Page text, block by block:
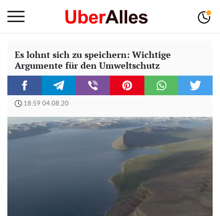
Es lohnt sich zu speichern: Wichtige
Argumente für den Umweltschutz
18:59 04.08.20